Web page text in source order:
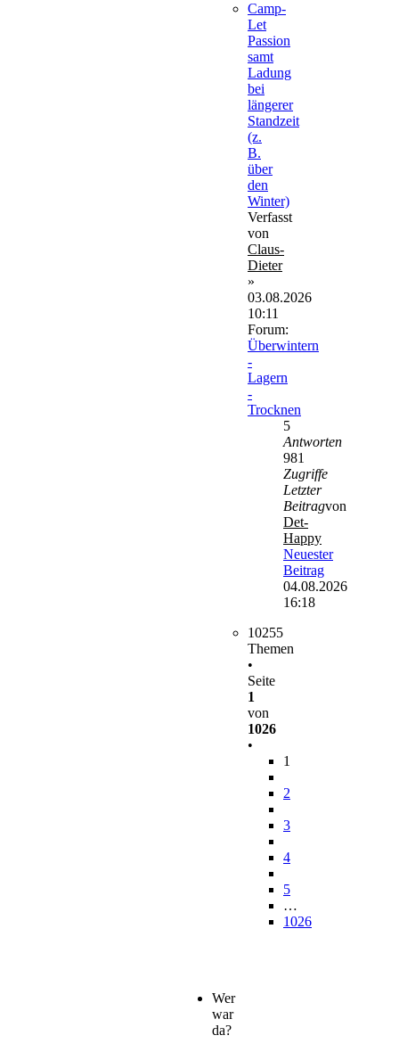
Camp-
Let
Passion
samt
Ladung
bei
längerer
Standzeit
(z.
B.
über
den
Winter)
Verfasst
von
Claus-
Dieter
»
03.08.2026
10:11
Forum:
Überwintern
-
Lagern
-
Trocknen
5
Antworten
981
Zugriffe
Letzter
Beitragvon
Det-
Happy
Neuester
Beitrag
04.08.2026
16:18
10255
Themen
•
Seite
1
von
1026
•
1
2
3
4
5
…
1026
Wer
war
da?